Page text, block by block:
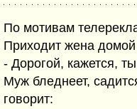
По мотивам
Приходит жена
- Дорогой, кажется,
Муж бледнеет,
говорит: